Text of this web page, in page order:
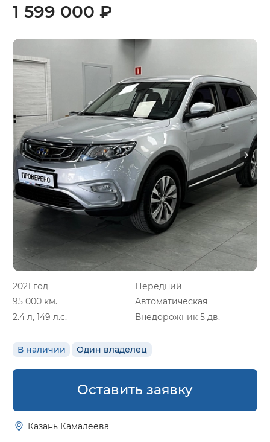
2021 год
Передний
95 000 км.
Автоматическая
2.4 л, 149 л.с.
Внедорожник 5 дв.
В наличии Один владелец
1 599 000 ₽
Оставить заявку
Казань Камалеева